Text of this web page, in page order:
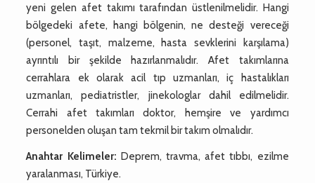
yeni gelen afet takımı tarafından üstlenilmelidir. Hangi
bölgedeki afete, hangi bölgenin, ne desteği vereceği
(personel, taşıt, malzeme, hasta sevklerini karşılama)
ayrıntılı bir şekilde hazırlanmalıdır. Afet takımlarına
cerrahlara ek olarak acil tıp uzmanları, iç hastalıkları
uzmanları, pediatristler, jinekologlar dahil edilmelidir.
Cerrahi afet takımları doktor, hemşire ve yardımcı
personelden oluşan tam tekmil bir takım olmalıdır.
Anahtar Kelimeler: Deprem, travma, afet tıbbı, ezilme
yaralanması, Türkiye.